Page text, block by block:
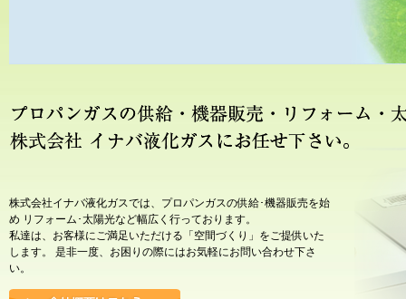
株式会社イナバ液化ガスでは、プロパンガスの供給･機器販売を始
め リフォーム･太陽光など幅広く行っております。
私達は、お客様にご満足いただける「空間づくり」をご提供いた
します。 是非一度、お困りの際にはお気軽にお問い合わせ下さ
い。